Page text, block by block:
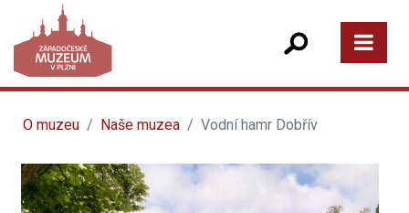
O muzeu Naše muzea Vodní hamr Dobřív